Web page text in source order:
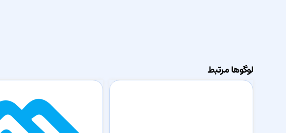
لوگوها مرتبط